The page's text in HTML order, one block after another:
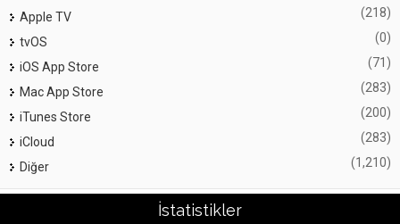
Apple TV (218)
tvOS (0)
iOS App Store (71)
Mac App Store (283)
iTunes Store (200)
iCloud (283)
Diğer (1,210)
İstatistikler